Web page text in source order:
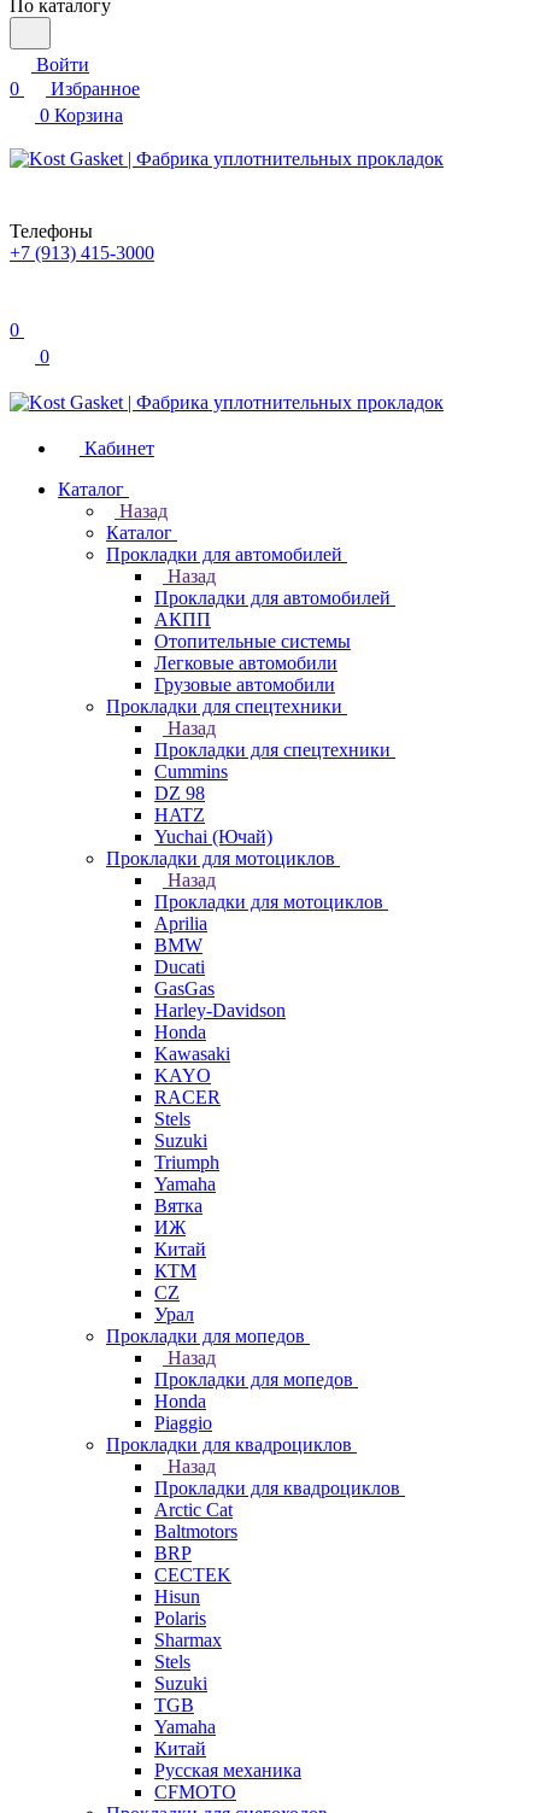
По каталогу
Войти
0
Избранное
0 Корзина
Телефоны
+7 (913) 415-3000
0
0
Кабинет
Каталог
Назад
Каталог
Прокладки для автомобилей
Назад
Прокладки для автомобилей
АКПП
Отопительные системы
Легковые автомобили
Грузовые автомобили
Прокладки для спецтехники
Назад
Прокладки для спецтехники
Cummins
DZ 98
HATZ
Yuchai (Ючай)
Прокладки для мотоциклов
Назад
Прокладки для мотоциклов
Aprilia
BMW
Ducati
GasGas
Harley-Davidson
Honda
Kawasaki
KAYO
RACER
Stels
Suzuki
Triumph
Yamaha
Вятка
ИЖ
Китай
КТМ
СZ
Урал
Прокладки для мопедов
Назад
Прокладки для мопедов
Honda
Piaggio
Прокладки для квадроциклов
Назад
Прокладки для квадроциклов
Arctic Cat
Baltmotors
BRP
CECTEK
Hisun
Polaris
Sharmax
Stels
Suzuki
TGB
Yamaha
Китай
Русская механика
СFMOTO